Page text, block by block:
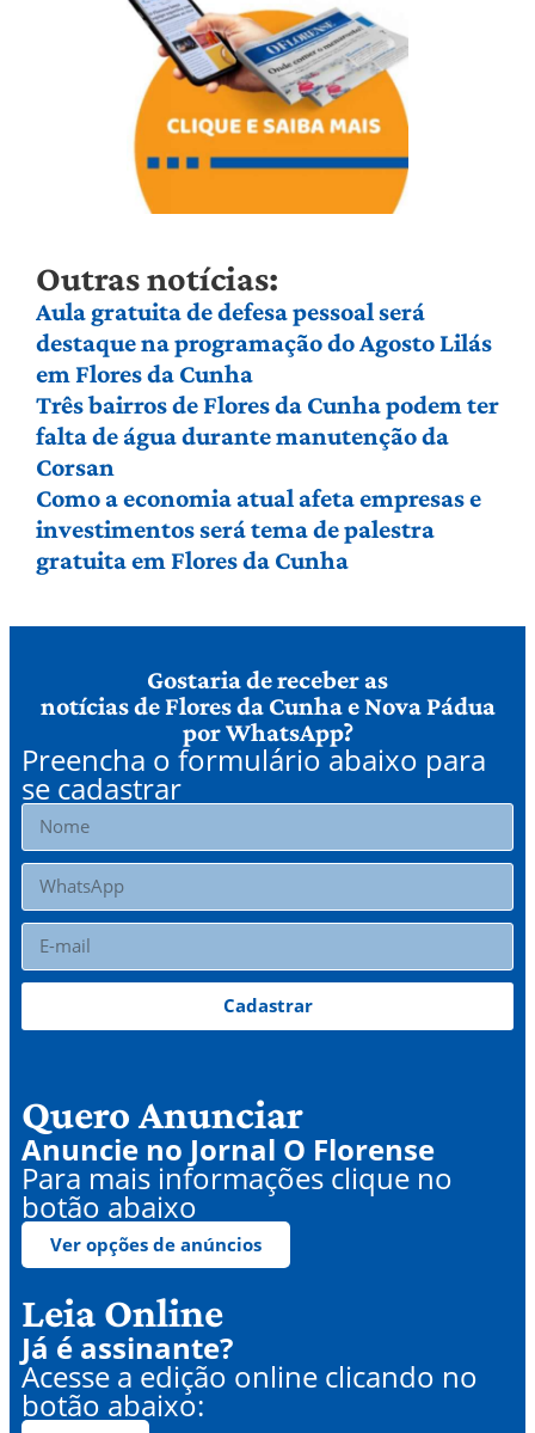
Outras notícias:
Aula gratuita de defesa pessoal será
destaque na programação do Agosto Lilás
em Flores da Cunha
Três bairros de Flores da Cunha podem ter
falta de água durante manutenção da
Corsan
Como a economia atual afeta empresas e
investimentos será tema de palestra
gratuita em Flores da Cunha
Gostaria de receber as
notícias de Flores da Cunha e Nova Pádua
por WhatsApp?
Preencha o formulário abaixo para
se cadastrar
Cadastrar
Quero Anunciar
Anuncie no Jornal O Florense
Para mais informações clique no
botão abaixo
Ver opções de anúncios
Leia Online
Já é assinante?
Acesse a edição online clicando no
botão abaixo: